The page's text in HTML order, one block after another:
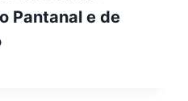
Pantanal e de